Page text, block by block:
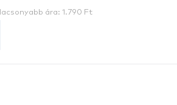
ára: 1.790 Ft